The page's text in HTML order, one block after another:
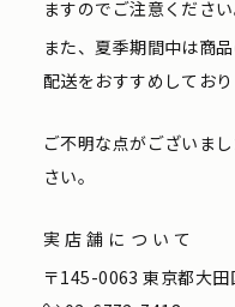
ますのでご注意ください
また、夏季期間中は商
配送をおすすめしており
ご不明な点がございま
さい。
実店舗について
〒145-0063 東京都大